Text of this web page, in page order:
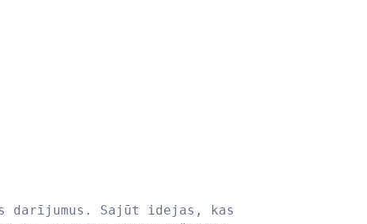
darījumus. Sajūt idejas, kas